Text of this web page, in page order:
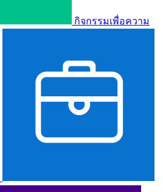
กิจกรรมเพื่อความ